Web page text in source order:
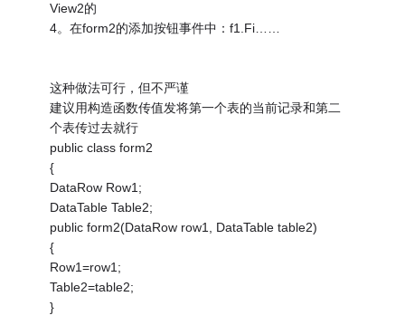
View2的
4。在form2的添加按钮事件中：f1.Fi……
这种做法可行，但不严谨
建议用构造函数传值发将第一个表的当前记录和第二
个表传过去就行
public class form2
{
DataRow Row1;
DataTable Table2;
public form2(DataRow row1, DataTable table2)
{
Row1=row1;
Table2=table2;
}